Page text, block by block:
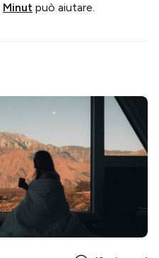
Minut può aiutare.